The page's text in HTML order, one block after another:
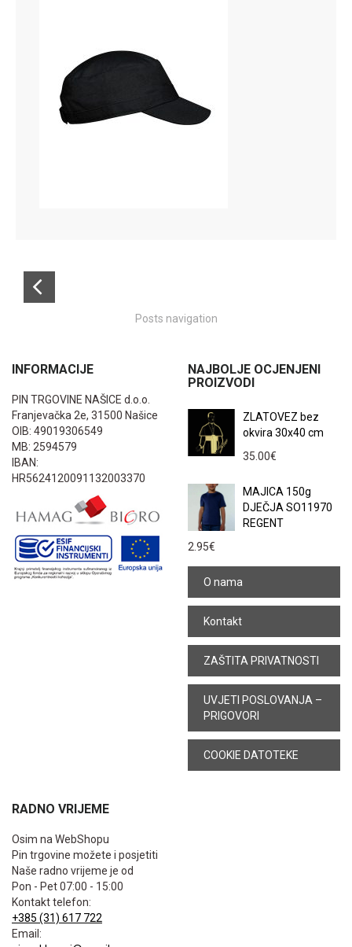
Posts navigation
INFORMACIJE
PIN TRGOVINE NAŠICE d.o.o.
Franjevačka 2e, 31500 Našice
OIB: 49019306549
MB: 2594579
IBAN:
HR5624120091132003370
NAJBOLJE OCJENJENI
PROIZVODI
ZLATOVEZ bez
okvira 30x40 cm
35.00€
MAJICA 150g
DJEČJA SO11970
REGENT
2.95€
O nama
Kontakt
ZAŠTITA PRIVATNOSTI
UVJETI POSLOVANJA –
PRIGOVORI
COOKIE DATOTEKE
RADNO VRIJEME
Osim na WebShopu
Pin trgovine možete i posjetiti
Naše radno vrijeme je od
Pon - Pet 07:00 - 15:00
Kontakt telefon:
+385 (31) 617 722
Email: